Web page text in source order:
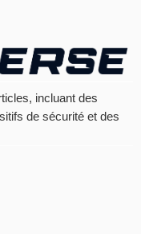
incluant des
de sécurité et des